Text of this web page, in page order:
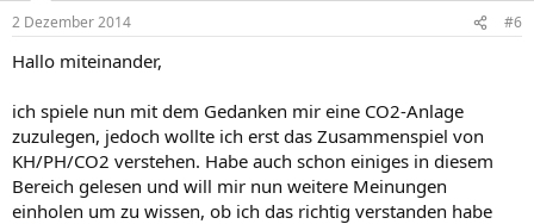
2 Dezember 2014 #6
Hallo miteinander,
ich spiele nun mit dem Gedanken mir eine CO2-Anlage
zuzulegen, jedoch wollte ich erst das Zusammenspiel von
KH/PH/CO2 verstehen. Habe auch schon einiges in diesem
Bereich gelesen und will mir nun weitere Meinungen
einholen um zu wissen, ob ich das richtig verstanden habe